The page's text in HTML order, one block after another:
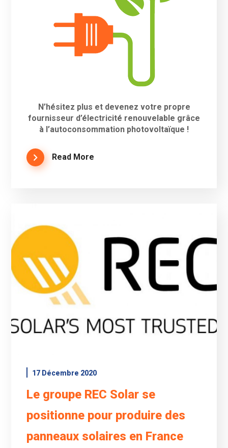
N’hésitez plus et devenez votre propre
fournisseur d’électricité renouvelable grâce
à l’autoconsommation photovoltaïque !
Read More
17 Décembre 2020
Le groupe REC Solar se
positionne pour produire des
panneaux solaires en France